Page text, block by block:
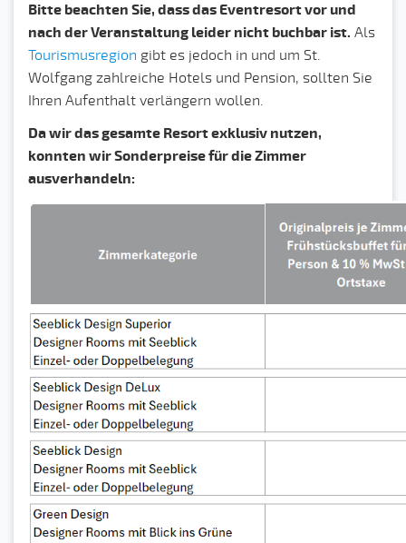
Bitte beachten Sie, dass das Eventresort vor und
nach der Veranstaltung leider nicht buchbar ist. Als
Tourismusregion gibt es jedoch in und um St.
Wolfgang zahlreiche Hotels und Pension, sollten Sie
Ihren Aufenthalt verlängern wollen.
Da wir das gesamte Resort exklusiv nutzen,
konnten wir Sonderpreise für die Zimmer
ausverhandeln: